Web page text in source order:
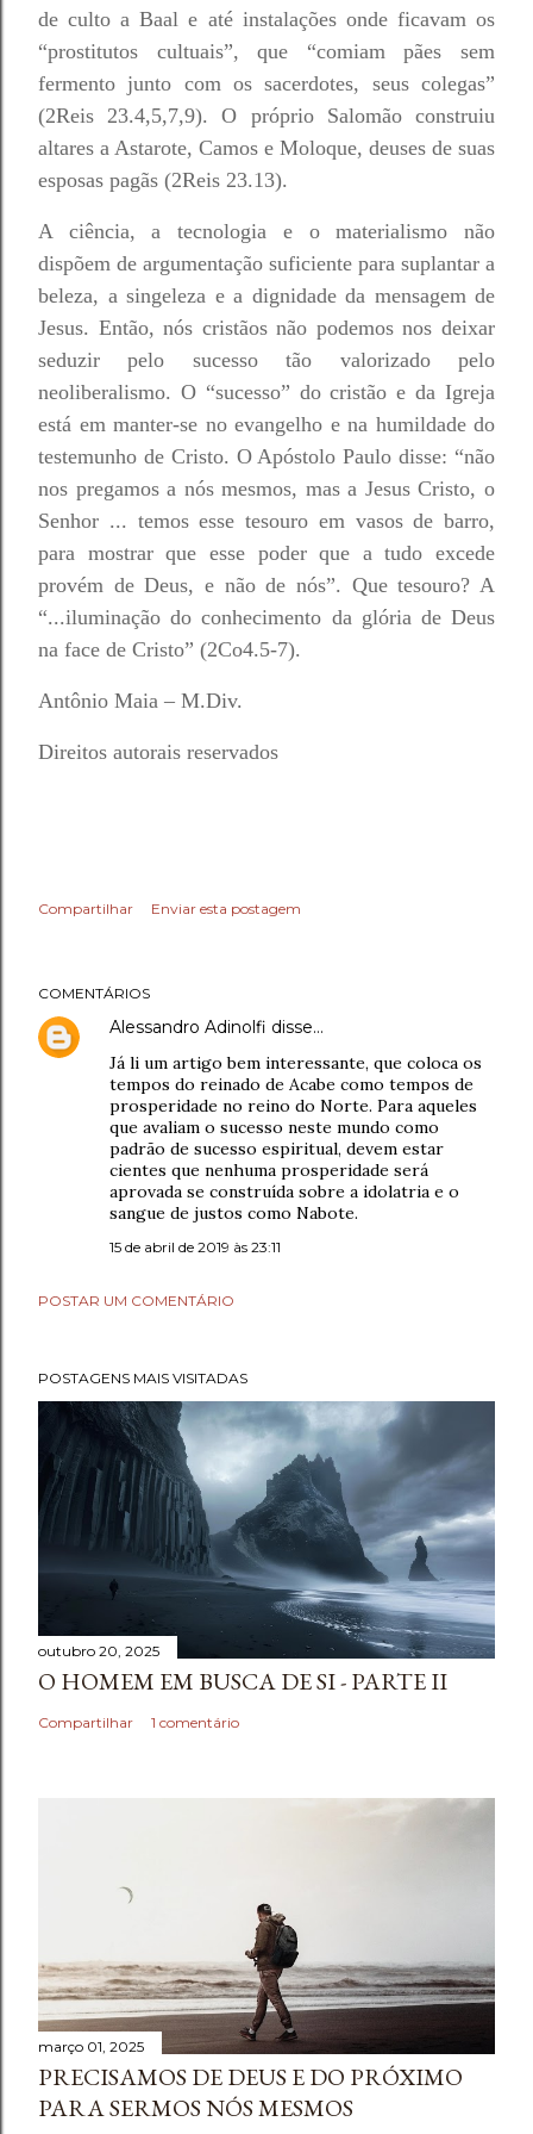
de culto a Baal e até instalações onde ficavam os
“prostitutos cultuais”, que “comiam pães sem
fermento junto com os sacerdotes, seus colegas”
(2Reis 23.4,5,7,9). O próprio Salomão construiu
altares a Astarote, Camos e Moloque, deuses de suas
esposas pagãs (2Reis 23.13).
A ciência, a tecnologia e o materialismo não
dispõem de argumentação suficiente para suplantar a
beleza, a singeleza e a dignidade da mensagem de
Jesus. Então, nós cristãos não podemos nos deixar
seduzir pelo sucesso tão valorizado pelo
neoliberalismo. O “sucesso” do cristão e da Igreja
está em manter-se no evangelho e na humildade do
testemunho de Cristo. O Apóstolo Paulo disse: “não
nos pregamos a nós mesmos, mas a Jesus Cristo, o
Senhor ... temos esse tesouro em vasos de barro,
para mostrar que esse poder que a tudo excede
provém de Deus, e não de nós”. Que tesouro? A
“...iluminação do conhecimento da glória de Deus
na face de Cristo” (2Co4.5-7).
Antônio Maia – M.Div.
Direitos autorais reservados
Compartilhar Enviar esta postagem
COMENTÁRIOS
Alessandro Adinolfi disse…
Já li um artigo bem interessante, que coloca os
tempos do reinado de Acabe como tempos de
prosperidade no reino do Norte. Para aqueles
que avaliam o sucesso neste mundo como
padrão de sucesso espiritual, devem estar
cientes que nenhuma prosperidade será
aprovada se construída sobre a idolatria e o
sangue de justos como Nabote.
15 de abril de 2019 às 23:11
POSTAR UM COMENTÁRIO
POSTAGENS MAIS VISITADAS
outubro 20, 2025
O HOMEM EM BUSCA DE SI - PARTE II
Compartilhar 1 comentário
março 01, 2025
PRECISAMOS DE DEUS E DO PRÓXIMO
PARA SERMOS NÓS MESMOS